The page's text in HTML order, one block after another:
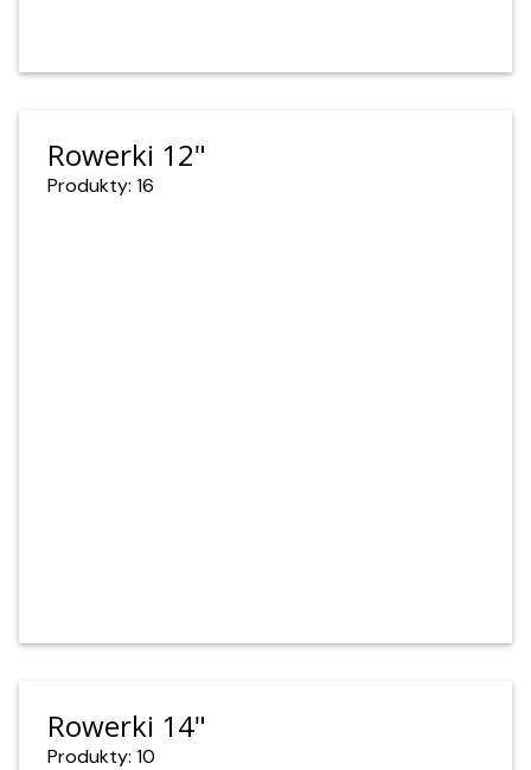
Rowerki 12"
Produkty: 16
Rowerki 14"
Produkty: 10